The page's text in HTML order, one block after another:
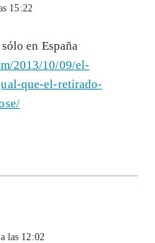
15:22
en España
2013/10/09/el-
que-el-retirado-
las 12:02